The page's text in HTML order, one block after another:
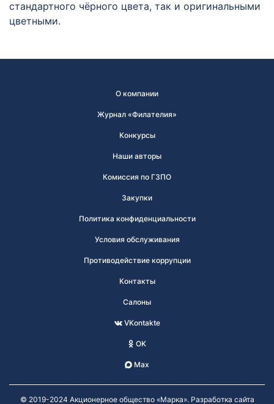
стандартного чёрного цвета, так и оригинальными
цветными.
О компании
Журнал «Филателия»
Конкурсы
Наши авторы
Комиссия по ГЗПО
Закупки
Политика конфиденциальности
Условия обслуживания
Противодействие коррупции
Контакты
Салоны
VKontakte
OK
Max
© 2019-2024 Акционерное общество «Марка». Разработка сайта